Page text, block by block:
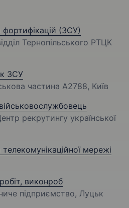
фортифікацій (ЗСУ)
Тернопільського РТЦК
ЗСУ
частина А2788, Київ
рекрутингу української
мережі
виконроб
підприємство, Луцьк